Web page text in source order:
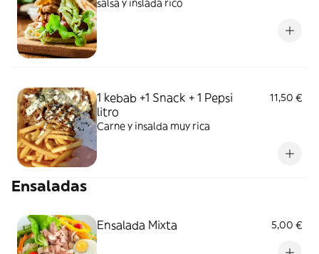
salsa y inslada rico
1 kebab +1 Snack + 1 Pepsi
litro
11,50 €
Carne y insalda muy rica
Ensaladas
Ensalada Mixta 5,00 €